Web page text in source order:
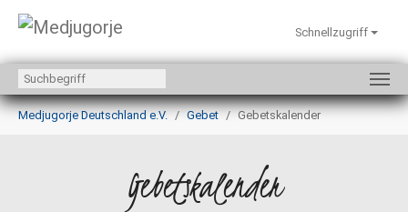
Zum Hauptinhalt springen
Schnellzugriff
Sie sind hier:
Medjugorje Deutschland e.V.
Gebet Gebetskalender
Gebetskalender